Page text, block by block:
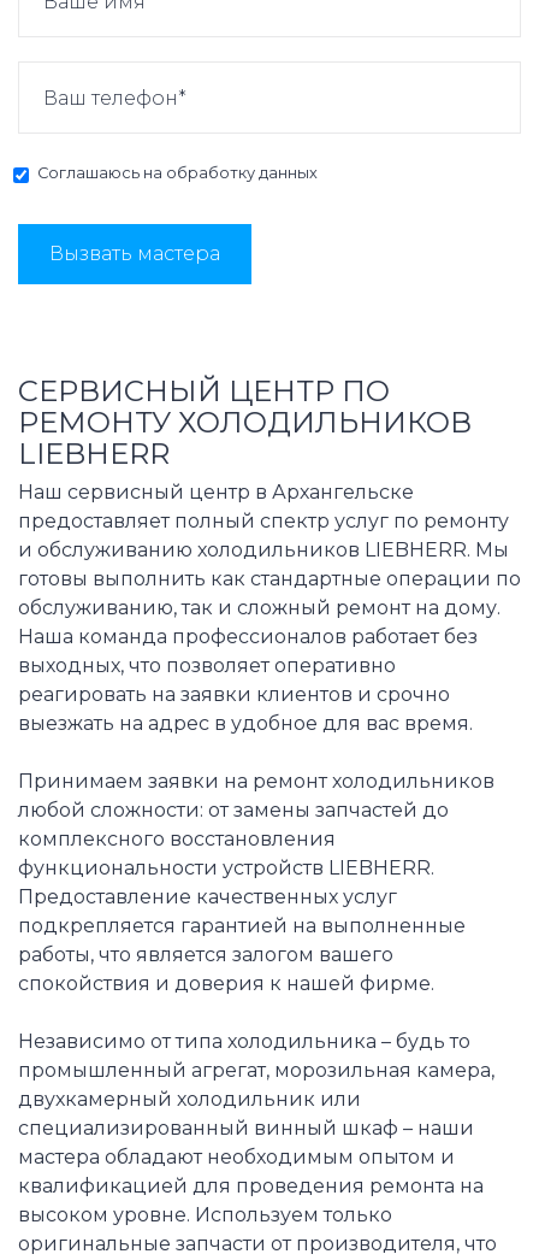
Соглашаюсь на обработку данных
Вызвать мастера
СЕРВИСНЫЙ ЦЕНТР ПО
РЕМОНТУ ХОЛОДИЛЬНИКОВ
LIEBHERR
Наш сервисный центр в Архангельске
предоставляет полный спектр услуг по ремонту
и обслуживанию холодильников LIEBHERR. Мы
готовы выполнить как стандартные операции по
обслуживанию, так и сложный ремонт на дому.
Наша команда профессионалов работает без
выходных, что позволяет оперативно
реагировать на заявки клиентов и срочно
выезжать на адрес в удобное для вас время.
Принимаем заявки на ремонт холодильников
любой сложности: от замены запчастей до
комплексного восстановления
функциональности устройств LIEBHERR.
Предоставление качественных услуг
подкрепляется гарантией на выполненные
работы, что является залогом вашего
спокойствия и доверия к нашей фирме.
Независимо от типа холодильника – будь то
промышленный агрегат, морозильная камера,
двухкамерный холодильник или
специализированный винный шкаф – наши
мастера обладают необходимым опытом и
квалификацией для проведения ремонта на
высоком уровне. Используем только
оригинальные запчасти от производителя, что